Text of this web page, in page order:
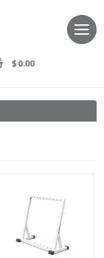
$ 0.00